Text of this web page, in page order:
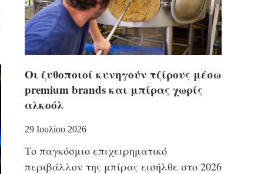
Οι ζυθοποιοί κυνηγούν τζίρους μέσω
premium brands και μπίρας χωρίς
αλκοόλ
29 Ιουλίου 2026
Το παγκόσμιο επιχειρηματικό
περιβάλλον της μπίρας εισήλθε στο 2026